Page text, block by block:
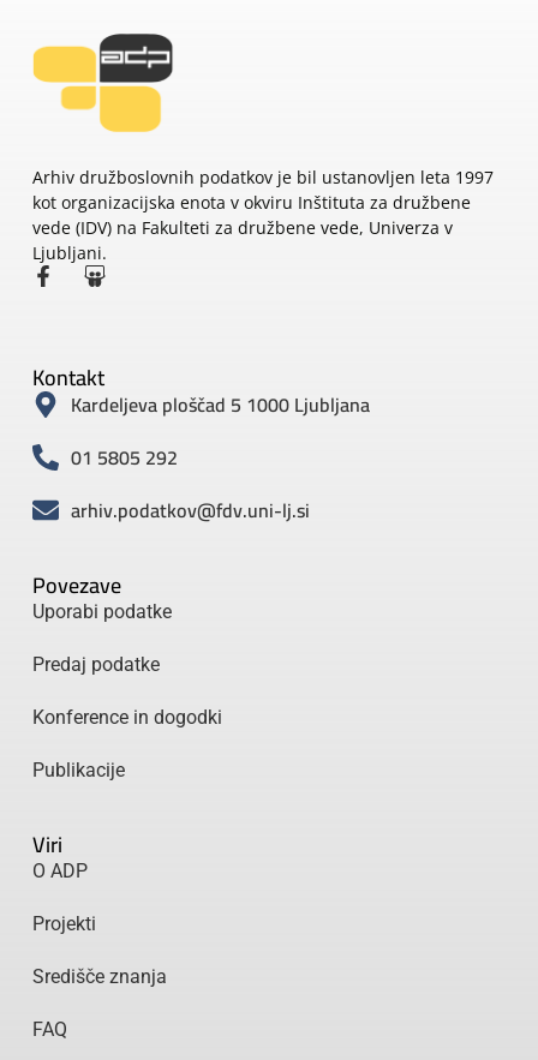
Arhiv družboslovnih podatkov je bil ustanovljen leta 1997
kot organizacijska enota v okviru Inštituta za družbene
vede (IDV) na Fakulteti za družbene vede, Univerza v
Ljubljani.
Povezave
Uporabi podatke
Predaj podatke
Konference in dogodki
Publikacije
Viri
O ADP
Projekti
Središče znanja
FAQ
Kontakt
Kardeljeva ploščad 5 1000 Ljubljana
01 5805 292
arhiv.podatkov@fdv.uni-lj.si